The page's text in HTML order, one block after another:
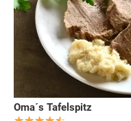
Oma´s Tafelspitz